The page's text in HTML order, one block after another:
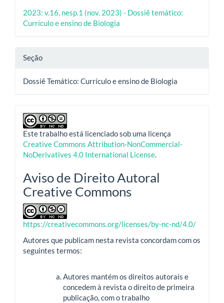
2023: v.16, nesp.1 (nov. 2023) - Dossiê temático:
Currículo e ensino de Biologia
Seção
Dossiê Temático: Currículo e ensino de Biologia
Este trabalho está licenciado sob uma licença
Creative Commons Attribution-NonCommercial-
NoDerivatives 4.0 International License.
Aviso de Direito Autoral
Creative Commons
https://creativecommons.org/licenses/by-nc-nd/4.0/
Autores que publicam nesta revista concordam com os
seguintes termos:
Autores mantém os direitos autorais e
concedem à revista o direito de primeira
publicação, com o trabalho